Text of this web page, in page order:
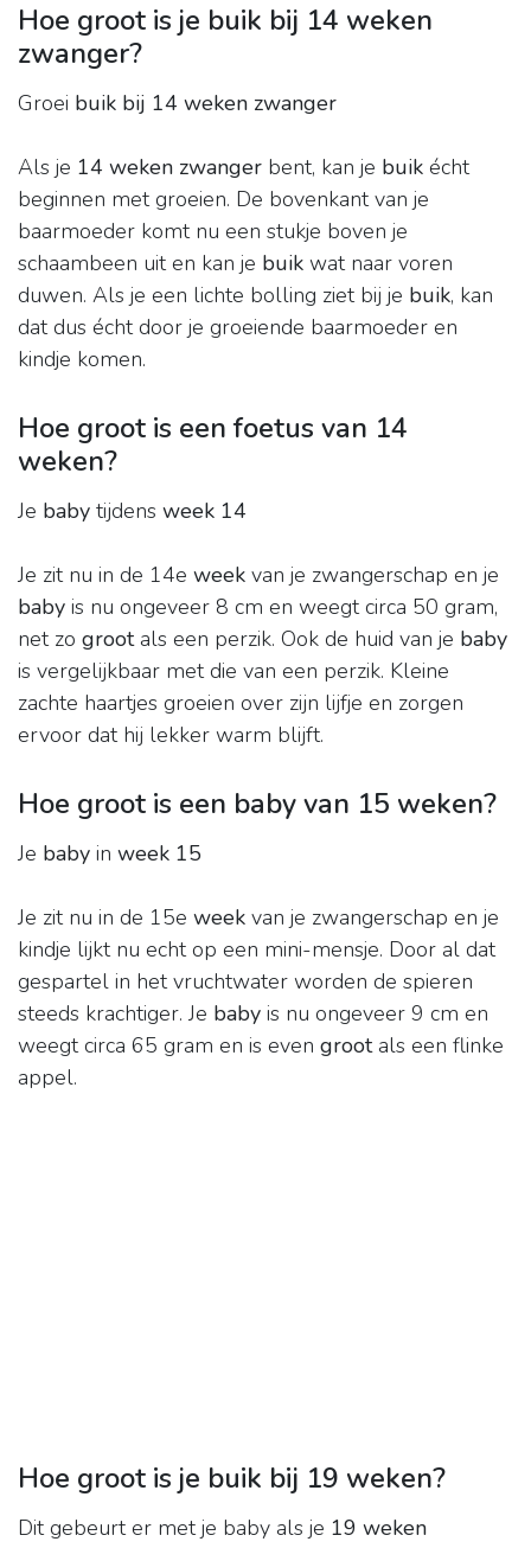
Hoe groot is je buik bij 14 weken
zwanger?
Groei buik bij 14 weken zwanger
Als je 14 weken zwanger bent, kan je buik écht
beginnen met groeien. De bovenkant van je
baarmoeder komt nu een stukje boven je
schaambeen uit en kan je buik wat naar voren
duwen. Als je een lichte bolling ziet bij je buik, kan
dat dus écht door je groeiende baarmoeder en
kindje komen.
Hoe groot is een foetus van 14
weken?
Je baby tijdens week 14
Je zit nu in de 14e week van je zwangerschap en je
baby is nu ongeveer 8 cm en weegt circa 50 gram,
net zo grootals een perzik. Ook de huid van je baby
is vergelijkbaar met die van een perzik. Kleine
zachte haartjes groeien over zijn lijfje en zorgen
ervoor dat hij lekker warm blijft.
Hoe groot is een baby van 15 weken?
Je baby in week 15
Je zit nu in de 15e week van je zwangerschap en je
kindje lijkt nu echt op een mini-mensje. Door al dat
gespartel in het vruchtwater worden de spieren
steeds krachtiger. Je baby is nu ongeveer 9 cm en
weegt circa 65 gram en is even grootals een flinke
appel.
Hoe groot is je buik bij 19 weken?
Dit gebeurt er met je baby als je 19 weken